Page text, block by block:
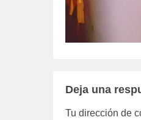
Deja una
Tu dirección de